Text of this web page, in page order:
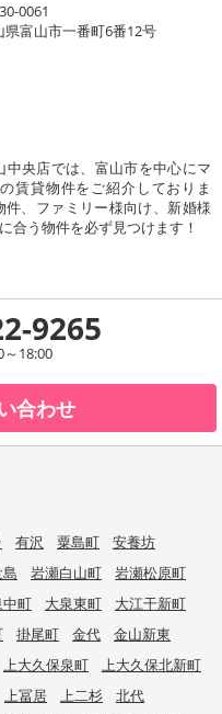
0061
県富山市一番町6番12号
央店では、富山市を中心にマ
賃貸物件をご紹介しておりま
、ファミリー様向け、新婚様
合う物件を必ず見つけます！
9265
18:00
合わせ
有沢 粟島町
安養坊
岩瀬白山町
岩瀬松原町
中町 大泉東町
大江干新町
掛尾町 金代
金山新東
上大久保泉町
上大久保北新町
上冨居 上二杉
北代